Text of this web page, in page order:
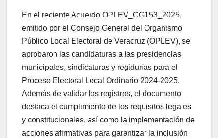
En el reciente Acuerdo OPLEV_CG153_2025,
emitido por el Consejo General del Organismo
Público Local Electoral de Veracruz (OPLEV), se
aprobaron las candidaturas a las presidencias
municipales, sindicaturas y regidurías para el
Proceso Electoral Local Ordinario 2024-2025.
Además de validar los registros, el documento
destaca el cumplimiento de los requisitos legales
y constitucionales, así como la implementación de
acciones afirmativas para garantizar la inclusión